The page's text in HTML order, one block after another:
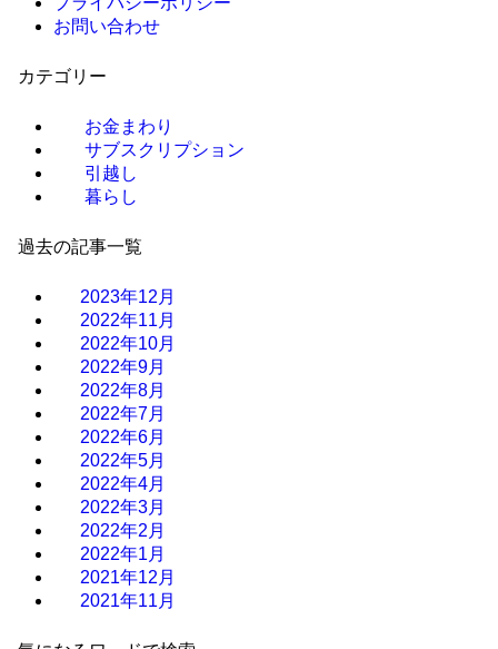
お問い合わせ
カテゴリー
お金まわり
サブスクリプション
引越し
暮らし
過去の記事一覧
2023年12月
2022年11月
2022年10月
2022年9月
2022年8月
2022年7月
2022年6月
2022年5月
2022年4月
2022年3月
2022年2月
2022年1月
2021年12月
2021年11月